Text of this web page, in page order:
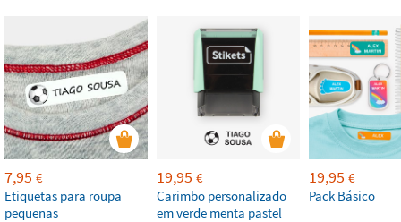
7,95 €
Etiquetas para roupa
pequenas
19,95 €
Carimbo personalizado
em verde menta pastel
19,95 €
Pack Básico